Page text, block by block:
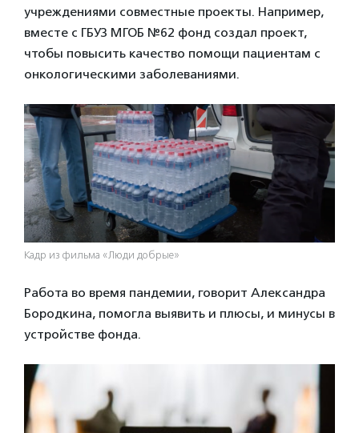
учреждениями совместные проекты. Например,
вместе с ГБУЗ МГОБ №62 фонд создал проект,
чтобы повысить качество помощи пациентам с
онкологическими заболеваниями.
Кадр из фильма «Люди добрые»
Работа во время пандемии, говорит Александра
Бородкина, помогла выявить и плюсы, и минусы в
устройстве фонда.